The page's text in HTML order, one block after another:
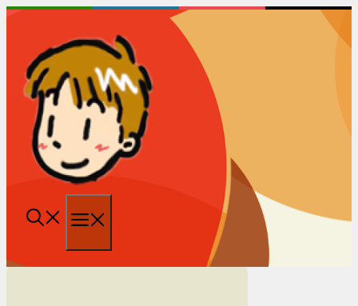
跳
单